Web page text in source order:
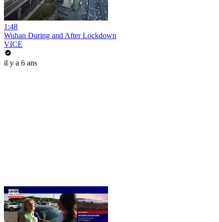
1:48
Wuhan During and After Lockdown
VICE
il y a 6 ans